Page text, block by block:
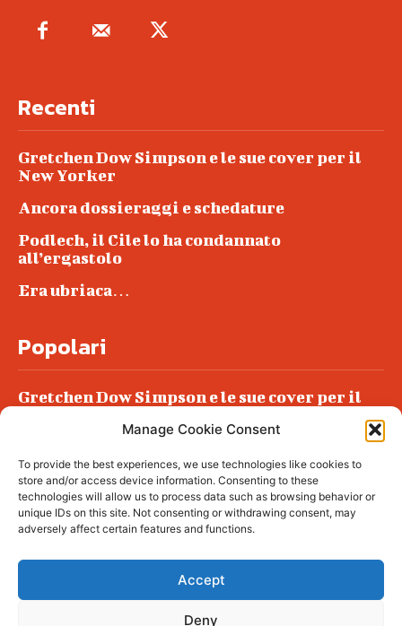
Manage Cookie Consent
To provide the best experiences, we use technologies like cookies to
store and/or access device information. Consenting to these
technologies will allow us to process data such as browsing behavior or
unique IDs on this site. Not consenting or withdrawing consent, may
adversely affect certain features and functions.
Accept
Deny
Recenti
Gretchen Dow Simpson e le sue cover per il
New Yorker
Ancora dossieraggi e schedature
Podlech, il Cile lo ha condannato
all’ergastolo
Era ubriaca…
Popolari
Gretchen Dow Simpson e le sue cover per il
Podlech, il Cile lo ha condannato
all’ergastolo
Era ubriaca…